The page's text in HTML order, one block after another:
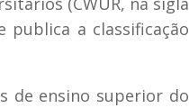
publica a classificação
de ensino superior do